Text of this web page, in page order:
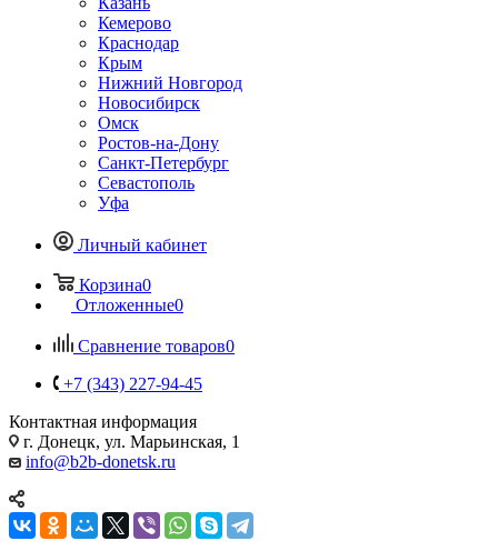
Кемерово
Краснодар
Крым
Нижний Новгород
Новосибирск
Омск
Ростов-на-Дону
Санкт-Петербург
Севастополь
Уфа
Личный кабинет
Корзина0
Отложенные0
Сравнение товаров0
+7 (343) 227-94-45
Контактная информация
г. Донецк, ул. Марьинская, 1
info@b2b-donetsk.ru